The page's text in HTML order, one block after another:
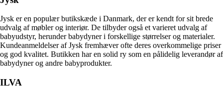
Jysk er en populær butikskæde i Danmark, der er kendt for sit brede
udvalg af møbler og interiør. De tilbyder også et varieret udvalg af
babyudstyr, herunder babydyner i forskellige størrelser og materialer.
Kundeanmeldelser af Jysk fremhæver ofte deres overkommelige priser
og god kvalitet. Butikken har en solid ry som en pålidelig leverandør af
babydyner og andre babyprodukter.
ILVA